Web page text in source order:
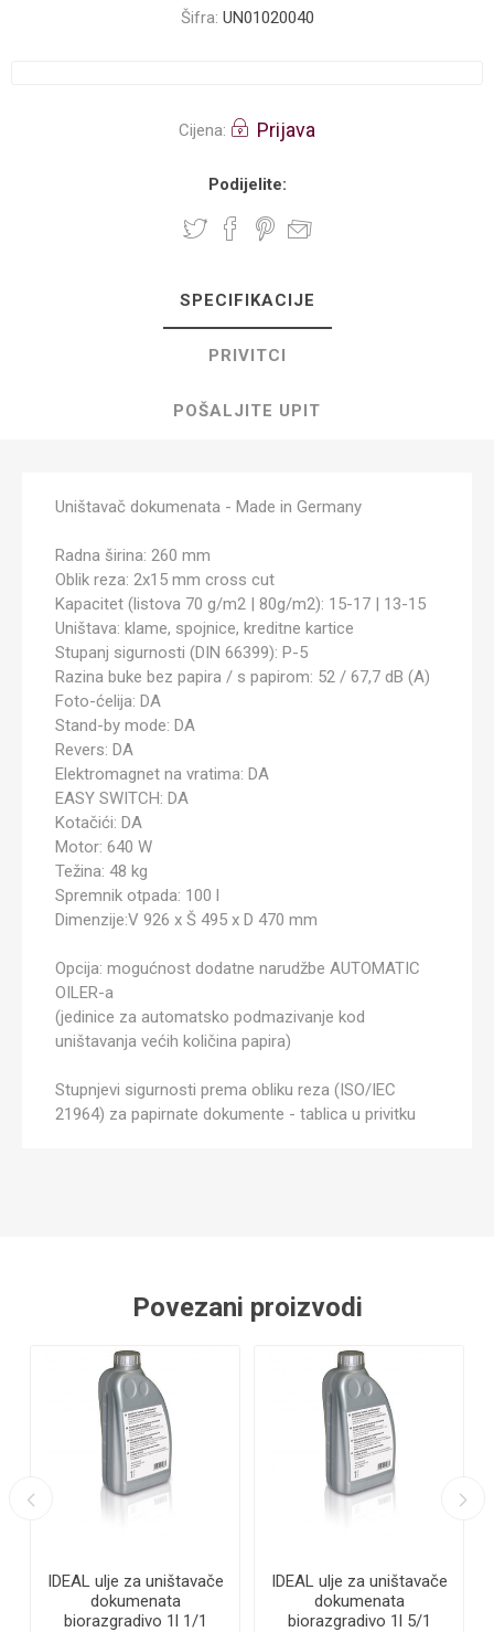
Šifra: UN01020040
Cijena: Prijava
Podijelite:
SPECIFIKACIJE
PRIVITCI
POŠALJITE UPIT
Uništavač dokumenata - Made in Germany
Radna širina: 260 mm
Oblik reza: 2x15 mm cross cut
Kapacitet (listova 70 g/m2 | 80g/m2): 15-17 | 13-15
Uništava: klame, spojnice, kreditne kartice
Stupanj sigurnosti (DIN 66399): P-5
Razina buke bez papira / s papirom: 52 / 67,7 dB (A)
Foto-ćelija: DA
Stand-by mode: DA
Revers: DA
Elektromagnet na vratima: DA
EASY SWITCH: DA
Kotačići: DA
Motor: 640 W
Težina: 48 kg
Spremnik otpada: 100 l
Dimenzije:V 926 x Š 495 x D 470 mm
Opcija: mogućnost dodatne narudžbe AUTOMATIC
OILER-a
(jedinice za automatsko podmazivanje kod
uništavanja većih količina papira)
Stupnjevi sigurnosti prema obliku reza (ISO/IEC
21964) za papirnate dokumente - tablica u privitku
Povezani proizvodi
IDEAL ulje za uništavače
dokumenata
biorazgradivo 1l 1/1
IDEAL ulje za uništavače
dokumenata
biorazgradivo 1l 5/1